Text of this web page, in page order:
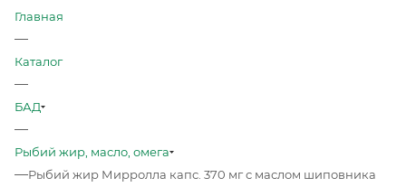
Главная
—
Каталог
—
БАД
—
Рыбий жир, масло, омега
—Рыбий жир Мирролла капс. 370 мг с маслом шиповника